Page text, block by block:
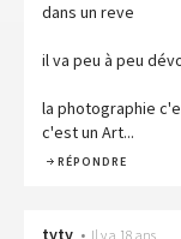
dans un reve
il va peu à peu
la photographie
c'est un Art...
RÉPONDRE
tyty • Il y a 18 ans